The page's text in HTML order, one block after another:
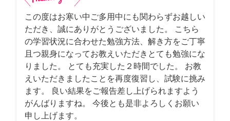
この度はお寒い中ご多用中にも関わらずお越しい
ただき、誠にありがとうございました。 こちら
の学習状況に合わせた勉強方法、解き方をご丁寧
且つ親身になってお教えいただきとても勉強にな
りました。 とても充実した２時間でした。 お教
えいただきましたことを再度復習し、試験に挑み
ます。 良い結果をご報告差し上げられますよう
がんばりますね。 今後とも是非よろしくお願い
申し上げます。